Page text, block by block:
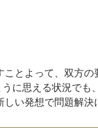
とよって、双方の
に思える状況でも
い発想で問題解決